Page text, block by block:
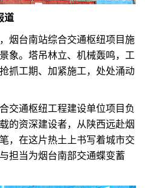
道
台南站综合交通枢纽项目施
象。塔吊林立、机械轰鸣，工
抓工期、加紧施工，处处涌动
通枢纽工程建设单位项目负
的资深建设者，从陕西远赴烟
，在这片热土上书写着城市交
担当为烟台南部交通蝶变蓄